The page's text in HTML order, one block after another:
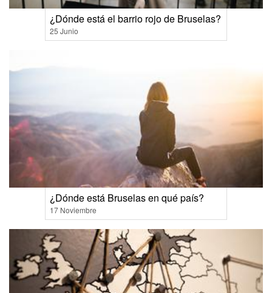
¿Dónde está el barrio rojo de Bruselas?
25 Junio
¿Dónde está Bruselas en qué país?
17 Noviembre